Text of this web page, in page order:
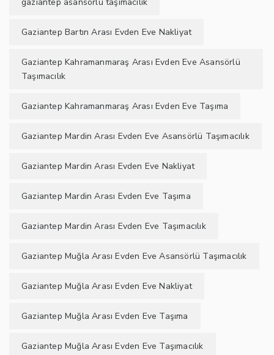
Gaziantep Bartın Arası Evden Eve Nakliyat
Gaziantep Kahramanmaraş Arası Evden Eve Asansörlü
Taşımacılık
Gaziantep Kahramanmaraş Arası Evden Eve Taşıma
Gaziantep Mardin Arası Evden Eve Asansörlü Taşımacılık
Gaziantep Mardin Arası Evden Eve Nakliyat
Gaziantep Mardin Arası Evden Eve Taşıma
Gaziantep Mardin Arası Evden Eve Taşımacılık
Gaziantep Muğla Arası Evden Eve Asansörlü Taşımacılık
Gaziantep Muğla Arası Evden Eve Nakliyat
Gaziantep Muğla Arası Evden Eve Taşıma
Gaziantep Muğla Arası Evden Eve Taşımacılık